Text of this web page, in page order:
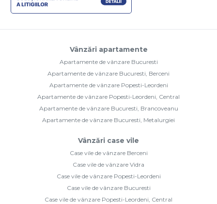
Vânzări apartamente
Apartamente de vânzare Bucuresti
Apartamente de vânzare Bucuresti, Berceni
Apartamente de vânzare Popesti-Leordeni
Apartamente de vânzare Popesti-Leordeni, Central
Apartamente de vânzare Bucuresti, Brancoveanu
Apartamente de vânzare Bucuresti, Metalurgiei
Vânzări case vile
Case vile de vânzare Berceni
Case vile de vânzare Vidra
Case vile de vânzare Popesti-Leordeni
Case vile de vânzare Bucuresti
Case vile de vânzare Popesti-Leordeni, Central